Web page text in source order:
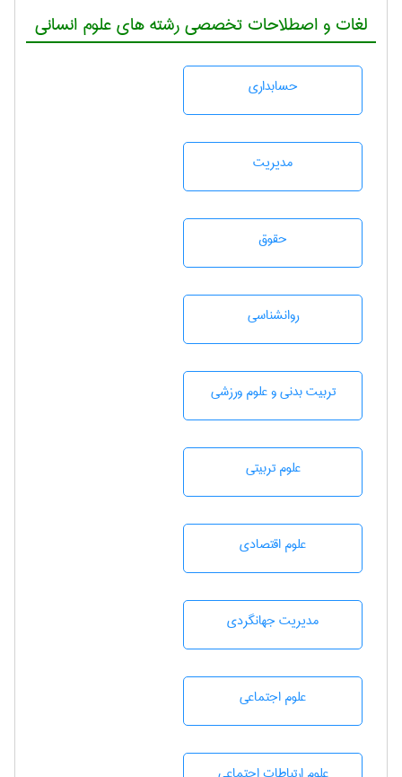
لغات و اصطلاحات تخصصی رشته های علوم انسانی
حسابداری
مديريت
حقوق
روانشناسی
تربيت بدنی و علوم ورزشی
علوم تربيتی
علوم اقتصادی
مديريت جهانگردی
علوم اجتماعی